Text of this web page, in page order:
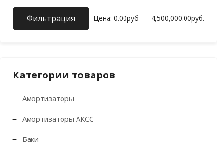
Фильтрация Цена: 0.00руб. — 4,500,000.00руб.
Категории товаров
Амортизаторы
Амортизаторы АКСС
Баки